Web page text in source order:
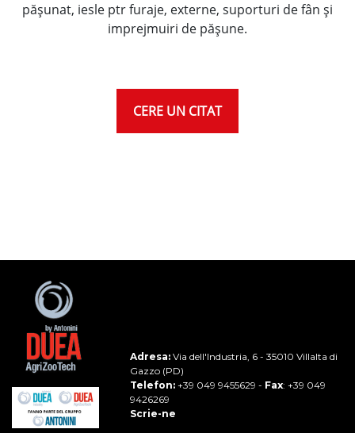
pășunat, iesle ptr furaje, externe, suporturi de fân și
imprejmuiri de pășune.
CERE UN CITAT
Adresa: Via dell'Industria, 6 - 35010 Villalta di
Gazzo (PD)
Telefon: +39 049 9455629 - Fax: +39 049
9426269
Scrie-ne